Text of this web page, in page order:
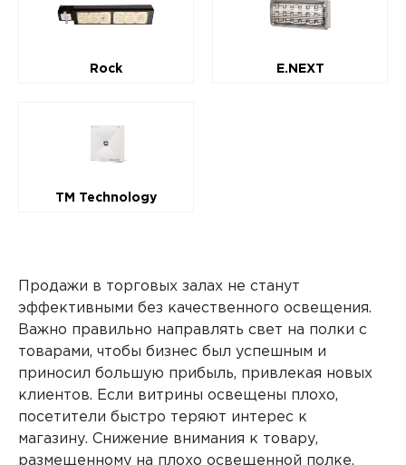
Rock E.NEXT
TM Technology
Продажи в торговых залах не станут
эффективными без качественного освещения.
Важно правильно направлять свет на полки с
товарами, чтобы бизнес был успешным и
приносил большую прибыль, привлекая новых
клиентов. Если витрины освещены плохо,
посетители быстро теряют интерес к
магазину. Снижение внимания к товару,
размещенному на плохо освещенной полке,